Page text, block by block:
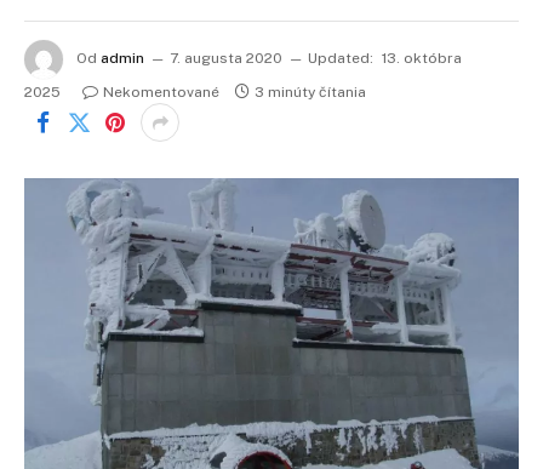
Od admin 7. augusta 2020 Updated: 13. októbra
2025
Nekomentované 3 minúty čítania